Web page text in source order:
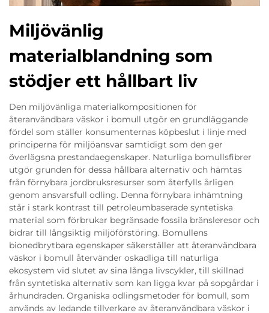
Miljövänlig
materialblandning som
stödjer ett hållbart liv
Den miljövänliga materialkompositionen för
återanvändbara väskor i bomull utgör en grundläggande
fördel som ställer konsumenternas köpbeslut i linje med
principerna för miljöansvar samtidigt som den ger
överlägsna prestandaegenskaper. Naturliga bomullsfibrer
utgör grunden för dessa hållbara alternativ och hämtas
från förnybara jordbruksresurser som återfylls årligen
genom ansvarsfull odling. Denna förnybara inhämtning
står i stark kontrast till petroleumbaserade syntetiska
material som förbrukar begränsade fossila bränsleresor och
bidrar till långsiktig miljöförstöring. Bomullens
bionedbrytbara egenskaper säkerställer att återanvändbara
väskor i bomull återvänder oskadliga till naturliga
ekosystem vid slutet av sina långa livscykler, till skillnad
från syntetiska alternativ som kan ligga kvar på sopgårdar i
århundraden. Organiska odlingsmetoder för bomull, som
används av ledande tillverkare av återanvändbara väskor i